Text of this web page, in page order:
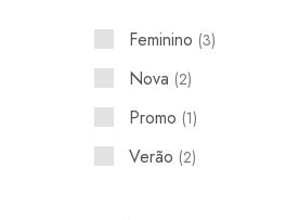
Feminino 3
Nova 2
Promo 1
Verão 2